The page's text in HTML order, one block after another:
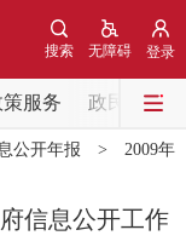
登录
无障碍
搜索
策服务 政民互动
中央部委动态
部门动态
公开年报 > 2009年
信息公开工作